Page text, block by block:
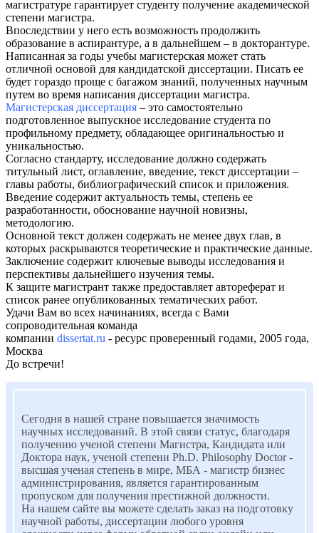
магистратуре гарантирует студенту получение академической
степени магистра.
Впоследствии у него есть возможность продолжить
образование в аспирантуре, а в дальнейшем – в докторантуре.
Написанная за годы учебы магистерская может стать
отличной основой для кандидатской диссертации. Писать ее
будет гораздо проще с багажом знаний, полученных научным
путем во время написания диссертации магистра.
Магистерская диссертация – это самостоятельно
подготовленное выпускное исследование студента по
профильному предмету, обладающее оригинальностью и
уникальностью.
Согласно стандарту, исследование должно содержать
титульный лист, оглавление, введение, текст диссертации –
главы работы, библиографический список и приложения.
Введение содержит актуальность темы, степень ее
разработанности, обоснование научной новизны,
методологию.
Основной текст должен содержать не менее двух глав, в
которых раскрываются теоретические и практические данные.
Заключение содержит ключевые выводы исследования и
перспективы дальнейшего изучения темы.
К защите магистрант также предоставляет автореферат и
список ранее опубликованных тематических работ.
Удачи Вам во всех начинаниях, всегда с Вами
сопроводительная команда
компании dissertat.ru - ресурс проверенный годами, 2005 года,
Москва
До встречи!
Сегодня в нашей стране повышается значимость
научных исследований. В этой связи статус, благодаря
получению ученой степени Магистра, Кандидата или
Доктора наук, ученой степени Ph.D. Philosophy Doctor -
высшая ученая степень в мире, МБА - магистр бизнес
администрирования, является гарантированным
пропуском для получения престижной должности.
На нашем сайте вы можете сделать заказ на подготовку
научной работы, диссертации любого уровня